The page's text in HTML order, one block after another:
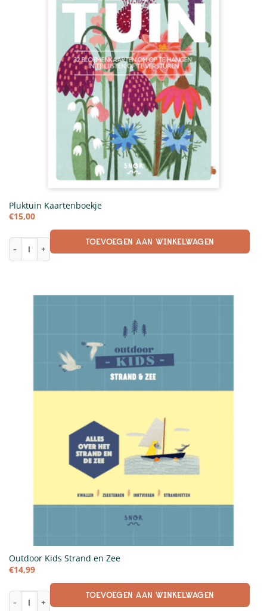
Pluktuin Kaartenboekje
€15,00
Pluktuin Kaartenboekje aantalTOEVOEGEN AAN WINKELWAGEN
Outdoor Kids Strand en Zee
€14,99
Outdoor Kids Strand en Zee aantalTOEVOEGEN AAN WINKELWAGEN